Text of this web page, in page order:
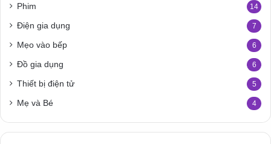
Phim 14
Điện gia dụng 7
Mẹo vào bếp 6
Đồ gia dụng 6
Thiết bị điện tử 5
Mẹ và Bé 4